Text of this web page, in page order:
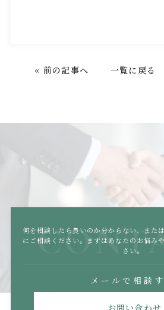
« 前の記事へ 一覧に戻る
何を相談したら良いのか分からない、また
にご相談ください。まずはあなたのお悩み
さい。
メールで相談す
お問い合わせ